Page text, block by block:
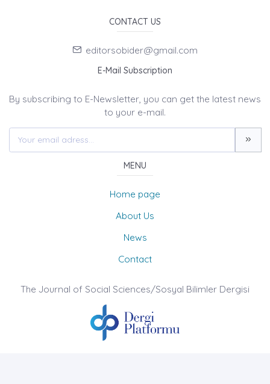
CONTACT US
editorsobider@gmail.com
E-Mail Subscription
By subscribing to E-Newsletter, you can get the latest news
to your e-mail.
MENU
Home page
About Us
News
Contact
The Journal of Social Sciences/Sosyal Bilimler Dergisi